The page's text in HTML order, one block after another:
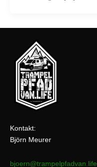
Kontakt:
Björn Meurer
bjoern@trampelpfadvan.life